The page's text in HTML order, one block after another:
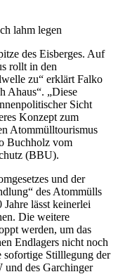
lahm legen
des Eisberges. Auf
rollt in den
zu“ erklärt Falko
Ahaus“. „Diese
Sicht
Konzept zum
Atommülltourismus
Buchholz vom
(BBU).
und der
des Atommülls
lässt keinerlei
Die weitere
werden, um das
Endlagers nicht noch
sofortige Stilllegung der
des Garchinger